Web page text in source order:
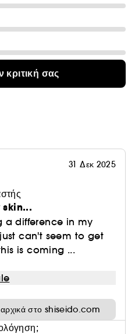
μύες του δέρματος.
ενισχύει την δράση των
άμεσα και ορατά
ΠΟΥ
και ενυδατωμένη,
+32% (2 )
ο όγκος της
σας
31 Δεκ 2025
a difference in my
can't seem to get
is coming ...
αρχικά στο shiseido.com